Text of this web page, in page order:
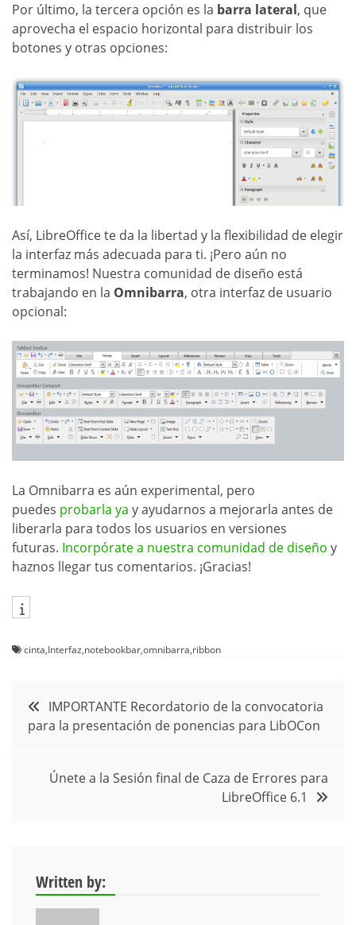
Por último, la tercera opción es la barra lateral, que
aprovecha el espacio horizontal para distribuir los
botones y otras opciones:
Así, LibreOffice te da la libertad y la flexibilidad de elegir
la interfaz más adecuada para ti. ¡Pero aún no
terminamos! Nuestra comunidad de diseño está
trabajando en la Omnibarra, otra interfaz de usuario
opcional:
La Omnibarra es aún experimental, pero
puedes probarla ya y ayudarnos a mejorarla antes de
liberarla para todos los usuarios en versiones
futuras. Incorpórate a nuestra comunidad de diseño y
haznos llegar tus comentarios. ¡Gracias!
cinta,Interfaz,notebookbar,omnibarra,ribbon
Navegación
de
entradas
IMPORTANTE Recordatorio de la convocatoria
para la presentación de ponencias para LibOCon
Únete a la Sesión final de Caza de Errores para
LibreOffice 6.1
Written by: